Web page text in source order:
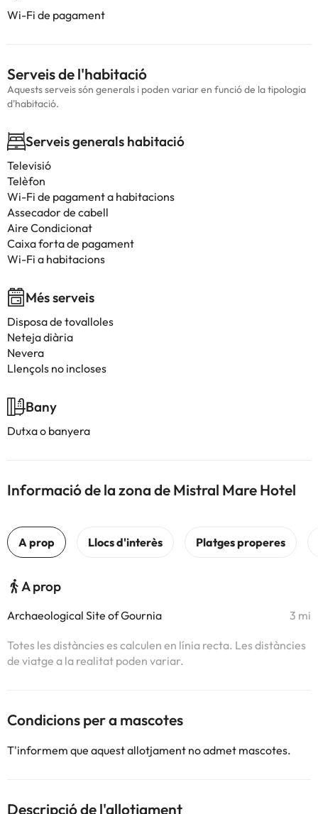
Wi-Fi de pagament
Serveis de l'habitació
Aquests serveis són generals i poden variar en funció de la tipologia
d'habitació.
Serveis generals habitació
Televisió
Telèfon
Wi-Fi de pagament a habitacions
Assecador de cabell
Aire Condicionat
Caixa forta de pagament
Wi-Fi a habitacions
Més serveis
Disposa de tovalloles
Neteja diària
Nevera
Llençols no incloses
Bany
Dutxa o banyera
Informació de la zona de Mistral Mare Hotel
A prop
Archaeological Site of Gournia 3 mi
Totes les distàncies es calculen en línia recta. Les distàncies
de viatge a la realitat poden variar.
Condicions per a mascotes
T'informem que aquest allotjament no admet mascotes.
Descripció de l'allotjament